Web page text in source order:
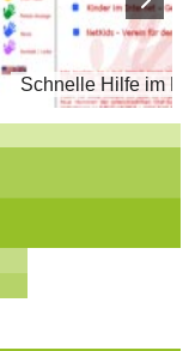
Schnelle Hilfe im